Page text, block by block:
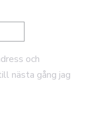
och
nästa gång jag